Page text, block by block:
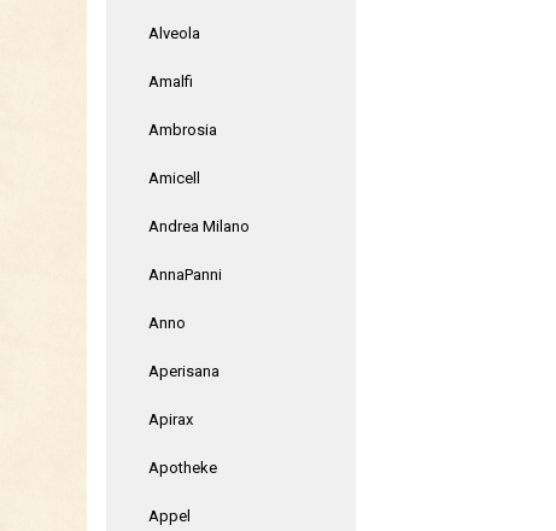
Alveola
Amalfi
Ambrosia
Amicell
Andrea Milano
AnnaPanni
Anno
Aperisana
Apirax
Apotheke
Appel